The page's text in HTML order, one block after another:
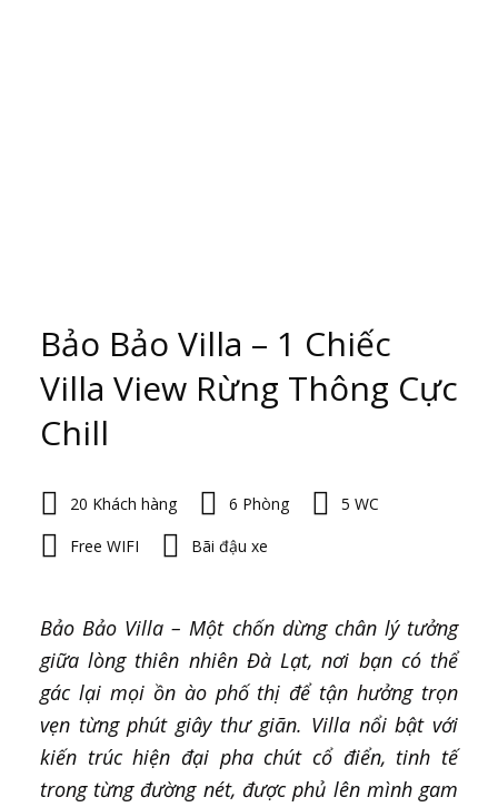
Bảo Bảo Villa – 1 Chiếc
Villa View Rừng Thông Cực
Chill
20 Khách hàng 6 Phòng
5 WC
Free WIFI
Bãi đậu xe
Bảo Bảo Villa – Một chốn dừng chân lý tưởng
giữa lòng thiên nhiên Đà Lạt, nơi bạn có thể
gác lại mọi ồn ào phố thị để tận hưởng trọn
vẹn từng phút giây thư giãn. Villa nổi bật với
kiến trúc hiện đại pha chút cổ điển, tinh tế
trong từng đường nét, được phủ lên mình gam